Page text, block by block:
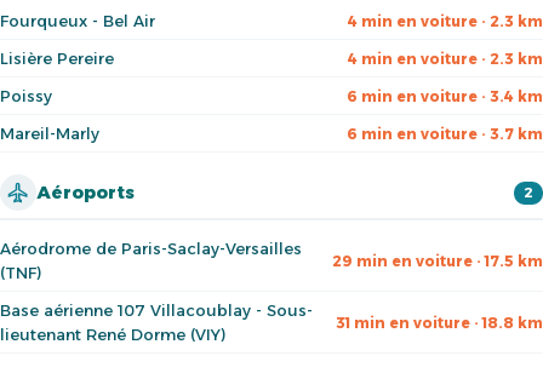
Fourqueux - Bel Air 4 min en voiture · 2.3 km
Lisière Pereire 4 min en voiture · 2.3 km
Poissy 6 min en voiture · 3.4 km
Mareil-Marly 6 min en voiture · 3.7 km
Aéroports 2
Aérodrome de Paris-Saclay-Versailles
(TNF)
29 min en voiture · 17.5 km
Base aérienne 107 Villacoublay - Sous-
lieutenant René Dorme (VIY)
31 min en voiture · 18.8 km